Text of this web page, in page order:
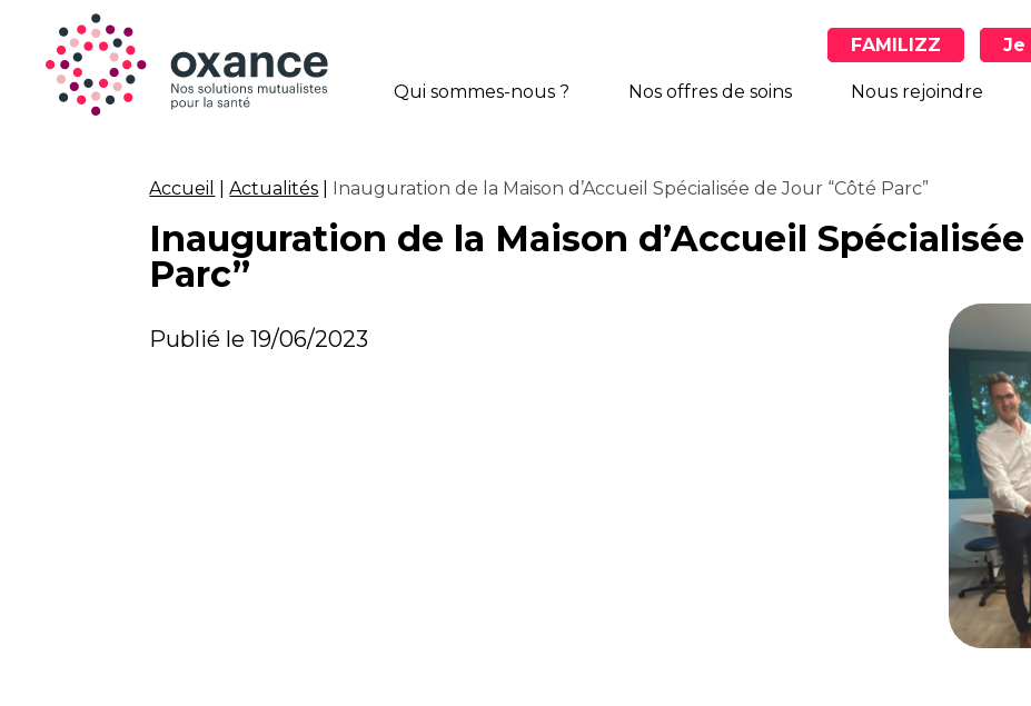
FAMILIZZ Je
Qui sommes-nous ? Nos offres de soins Nous rejoindre
Accueil |Actualités Inauguration de la Maison d’Accueil Spécialisée de Jour “Côté Parc”
Inauguration de la Maison d’Accueil
Parc”
Publié le 19/06/2023